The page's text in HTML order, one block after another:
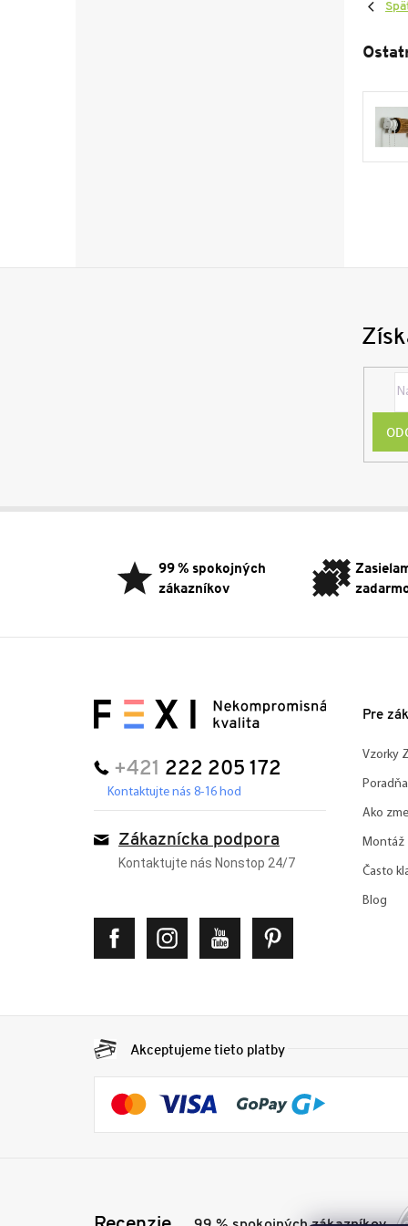
e
99 % spokojných
zákazníkov
+421 222 205 172
Kontaktujte nás 8-16 hod
Zákaznícka podpora
Kontaktujte nás Nonstop 24/7
Pre
Vzorky
Poradňa
Ako
Montáž
Často
Blog
Akceptujeme tieto platby